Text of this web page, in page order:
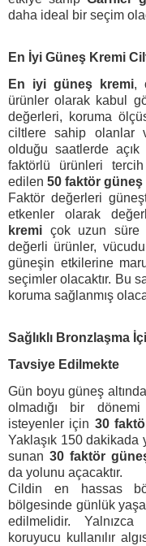
daha ideal bir seçim
En İyi Güneş Kremi
En iyi güneş kremi,
ürünler olarak kabul
değerleri, koruma
ciltlere sahip olanlar
olduğu saatlerde
faktörlü ürünleri
edilen 50 faktör güneş
Faktör değerleri
etkenler olarak
kremi çok uzun süre
değerli ürünler,
güneşin etkilerine
seçimler olacaktır. Bu
koruma sağlanmış
Sağlıklı Bronzlaşma
Tavsiye Edilmekte
Gün boyu güneş
olmadığı bir
isteyenler için 30
Yaklaşık 150 dakikada
sunan 30 faktör
da yolunu açacaktır.
Cildin en hassas
bölgesinde günlük
edilmelidir.
koruyucu kullanılır